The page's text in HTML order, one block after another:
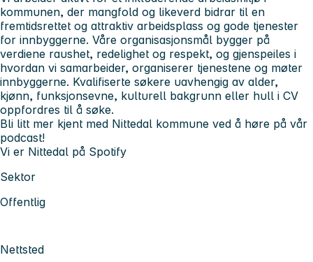
kommunen, der mangfold og likeverd bidrar til en
fremtidsrettet og attraktiv arbeidsplass og gode tjenester
for innbyggerne. Våre organisasjonsmål bygger på
verdiene raushet, redelighet og respekt, og gjenspeiles i
hvordan vi samarbeider, organiserer tjenestene og møter
innbyggerne. Kvalifiserte søkere uavhengig av alder,
kjønn, funksjonsevne, kulturell bakgrunn eller hull i CV
oppfordres til å søke.
Bli litt mer kjent med Nittedal kommune ved å høre på vår
podcast!
Vi er Nittedal på Spotify
Sektor
Offentlig
Nettsted